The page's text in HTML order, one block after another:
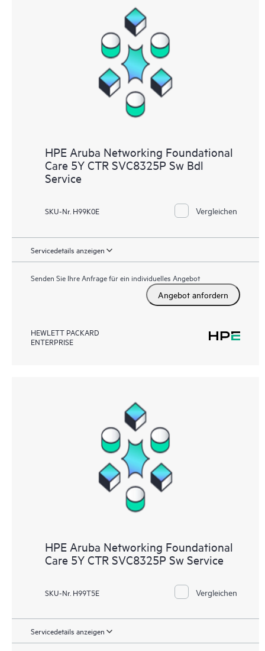
HPE Aruba Networking Foundational
Care 5Y CTR SVC8325P Sw Bdl
Service
SKU-Nr. H99K0E Vergleichen
Servicedetails anzeigen
Senden Sie Ihre Anfrage für ein individuelles Angebot
Angebot anfordern
HEWLETT PACKARD
ENTERPRISE
HPE Aruba Networking Foundational
Care 5Y CTR SVC8325P Sw Service
SKU-Nr. H99T5E Vergleichen
Servicedetails anzeigen